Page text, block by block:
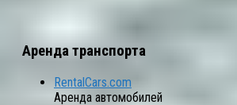
Аренда транспорта
RentalCars.com
Аренда автомобилей